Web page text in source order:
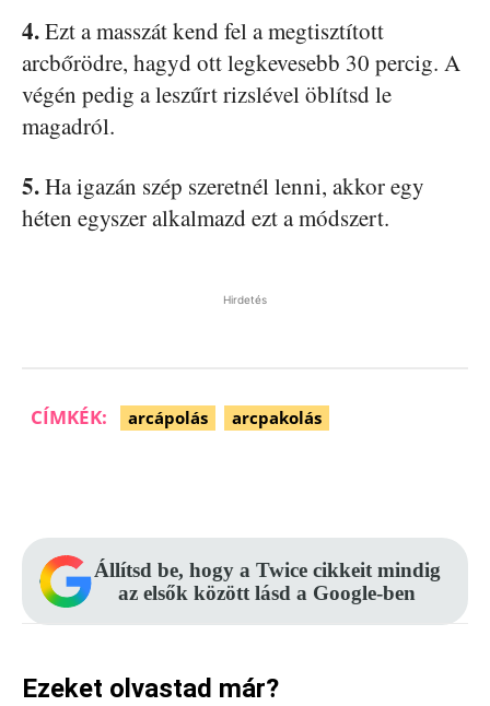
4.Ezt a masszát kend fel a megtisztított
arcbőrödre, hagyd ott legkevesebb 30 percig. A
végén pedig a leszűrt rizslével öblítsd le
magadról.
5.Ha igazán szép szeretnél lenni, akkor egy
héten egyszer alkalmazd ezt a módszert.
Hirdetés
CÍMKÉK: arcápolás arcpakolás
Állítsd be, hogy a Twice cikkeit mindig
az elsők között lásd a Google-ben
Ezeket olvastad már?